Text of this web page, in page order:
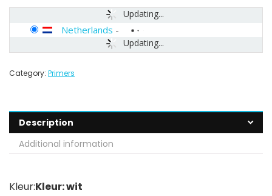
Updating...
Updating...
Netherlands -
Category: Primers
Description
Additional information
Kleur:Kleur: wit